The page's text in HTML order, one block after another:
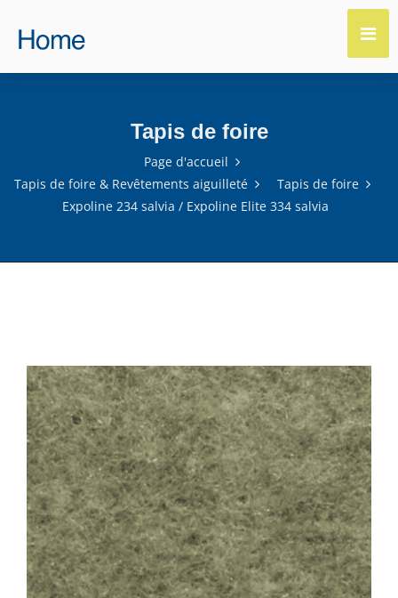
Tapis de foire
Page d'accueil
Tapis de foire & Revêtements aiguilleté
Tapis de foire
Expoline 234 salvia / Expoline Elite 334 salvia